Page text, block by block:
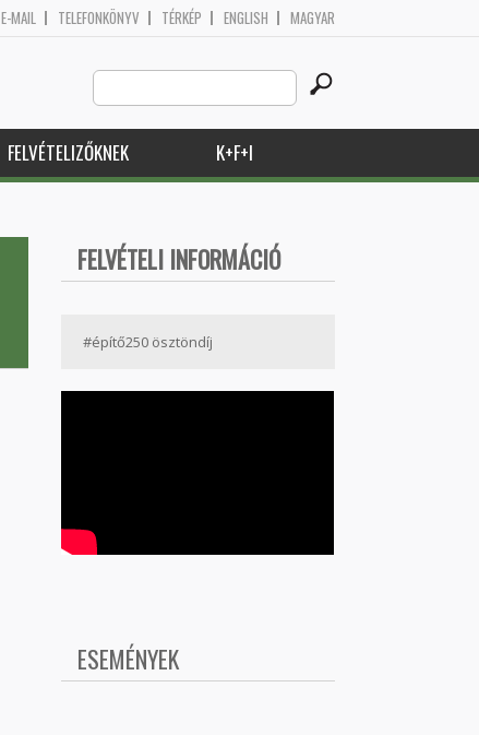
E-MAIL TELEFONKÖNYV TÉRKÉP ENGLISH MAGYAR
Search
this
site
FELVÉTELIZŐKNEK K+F+I
FELVÉTELI INFORMÁCIÓ
#építő250 ösztöndíj
ESEMÉNYEK